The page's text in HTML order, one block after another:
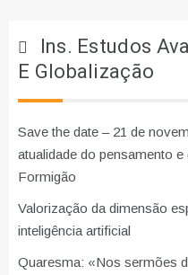
Ins. Estudos
E Globalização
Save the date – 21 de
atualidade do pensamento
Formigão
Valorização da dimensão
inteligência artificial
Quaresma: «Nos sermões